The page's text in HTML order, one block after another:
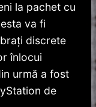
la pachet cu
va fi
discrete
înlocui
urmă a fost
de